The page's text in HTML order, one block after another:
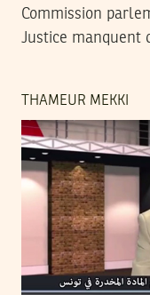
Commission
Justice manquent
THAMEUR MEKKI